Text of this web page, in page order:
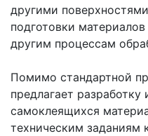
другими
подготовки
другим процессам
Помимо стандартной
предлагает разработку
самоклеящихся
техническим заданиям